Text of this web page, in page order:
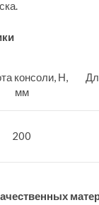
консоли, Н,
мм
200